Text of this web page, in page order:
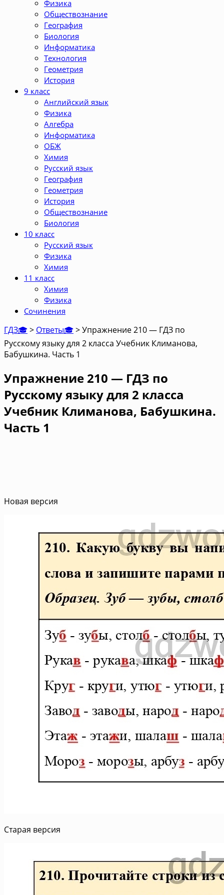
Физика
Обществознание
География
Биология
Информатика
Технология
Геометрия
История
9 класс
Английский язык
Физика
Алгебра
Информатика
ОБЖ
Химия
Русский язык
География
Геометрия
История
Обществознание
Биология
10 класс
Русский язык
Физика
Химия
11 класс
Химия
Физика
Сочинения
ГДЗ🎓> Ответы🎓>Упражнение 210 — ГДЗ по
Русскому языку для 2 класса Учебник Климанова,
Бабушкина. Часть 1
Упражнение 210 — ГДЗ по
Русскому языку для 2 класса
Учебник Климанова, Бабушкина.
Часть 1
Новая версия
Старая версия